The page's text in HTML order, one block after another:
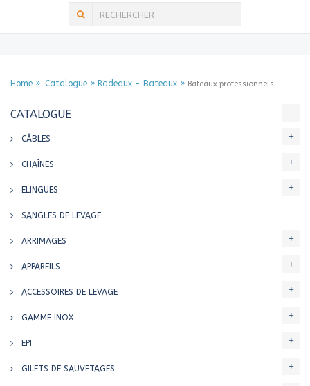
Home Catalogue Radeaux - Bateaux Bateaux professionnels
CATALOGUE
CÂBLES
CHAÎNES
ELINGUES
SANGLES DE LEVAGE
ARRIMAGES
APPAREILS
ACCESSOIRES DE LEVAGE
GAMME INOX
EPI
GILETS DE SAUVETAGES